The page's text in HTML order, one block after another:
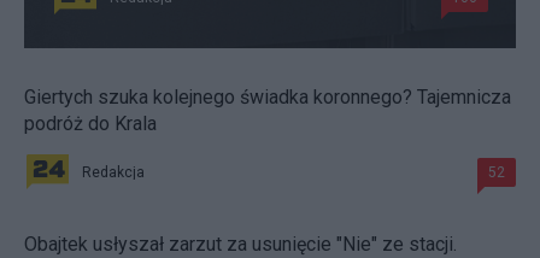
Giertych szuka kolejnego świadka koronnego? Tajemnicza
podróż do Krala
Redakcja 52
Obajtek usłyszał zarzut za usunięcie "Nie" ze stacji.